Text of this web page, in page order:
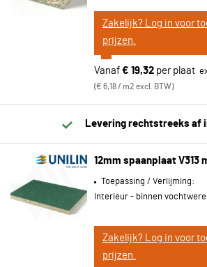
Zakelijk? Log in voor
prijzen.
Vanaf € 19,32 per plaat
€ 6,18 / m2 excl. BTW
Levering rechtstreeks af
12mm spaanplaat V313
Toepassing / Verlijming:
Interieur - binnen
Zakelijk? Log in voor
prijzen.